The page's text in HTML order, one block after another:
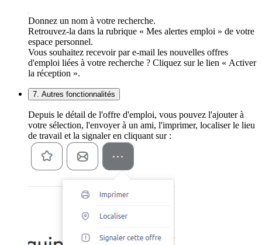
Donnez un nom à votre recherche.
Retrouvez-la dans la rubrique « Mes alertes emploi » de votre
espace personnel.
Vous souhaitez recevoir par e-mail les nouvelles offres
d'emploi liées à votre recherche ? Cliquez sur le lien « Activer
la réception ».
7. Autres fonctionnalités
Depuis le détail de l'offre d'emploi, vous pouvez l'ajouter à
votre sélection, l'envoyer à un ami, l'imprimer, localiser le lieu
de travail et la signaler en cliquant sur :